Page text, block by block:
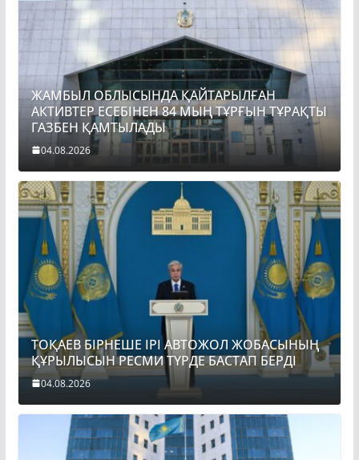
ЖАМБЫЛ ОБЛЫСЫНДА ҚАЙТАРЫЛҒАН
АКТИВТЕР ЕСЕБІНЕН 84 МЫҢ ТҰРҒЫН ТҰРАҚТЫ
ГАЗБЕН ҚАМТЫЛАДЫ
04.08.2026
ТОҚАЕВ БІРНЕШЕ ІРІ АВТОЖОЛ ЖОБАСЫНЫҢ
ҚҰРЫЛЫСЫН РЕСМИ ТҮРДЕ БАСТАП БЕРДІ
04.08.2026